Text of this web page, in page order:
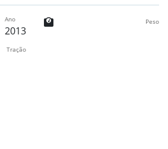
Ano
2013
Peso
Tração